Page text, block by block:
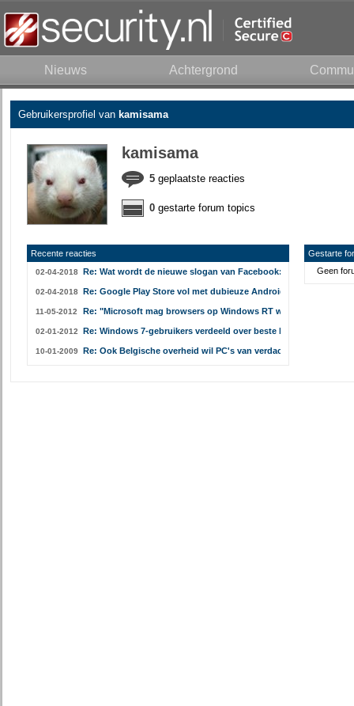
Nieuws Achtergrond
Gebruikersprofiel van kamisama
kamisama
5geplaatste reacties
0gestarte forum topics
Recente reacties
02-04-2018 Re: Wat wordt de nieuwe slogan van Facebook:
02-04-2018 Re: Google Play Store vol met dubieuze Android-virusscanners
11-05-2012 Re: "Microsoft mag browsers op Windows RT weigeren"
02-01-2012 Re: Windows 7-gebruikers verdeeld over beste browser
10-01-2009 Re: Ook Belgische overheid wil PC's van verdachten hacken
Gestarte
Geen